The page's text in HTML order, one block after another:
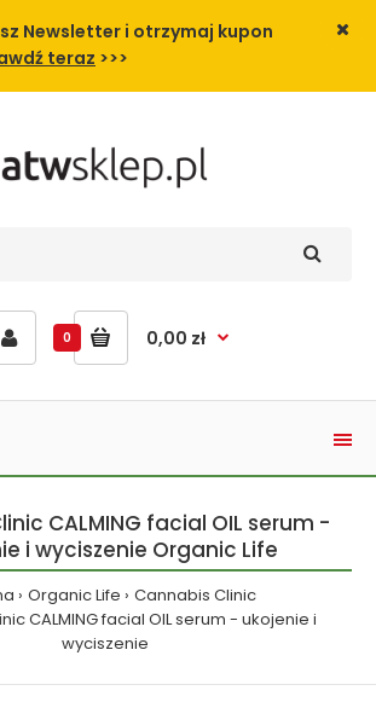
Newsletter i otrzymaj kupon
teraz >>>
0 0,00 zł
CALMING facial OIL serum -
i wyciszenie Organic Life
Organic Life
Cannabis Clinic
CALMING facial OIL serum - ukojenie i
wyciszenie